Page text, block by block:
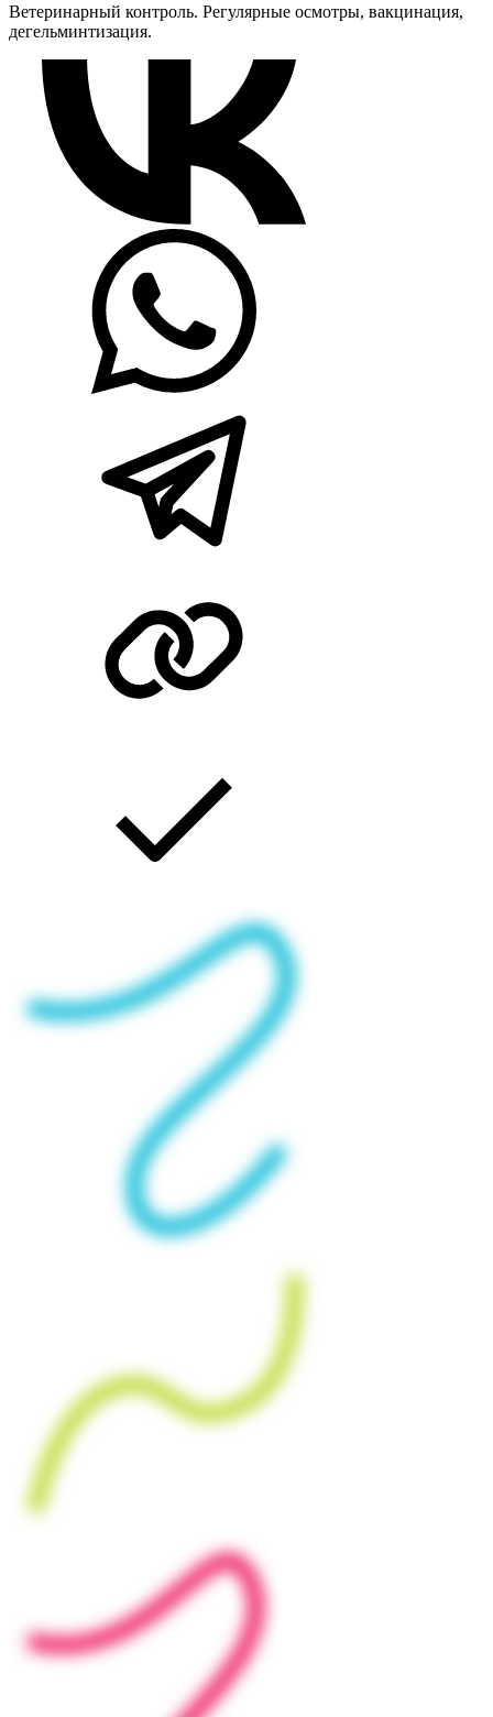
Ветеринарный контроль. Регулярные осмотры, вакцинация,
дегельминтизация.